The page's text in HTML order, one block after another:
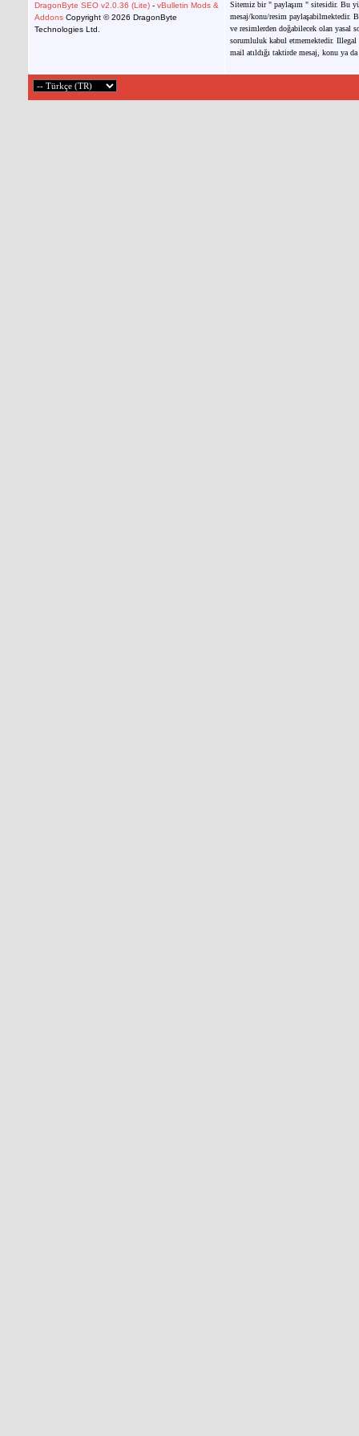
DragonByte SEO v2.0.36 (Lite) - vBulletin Mods &
Addons Copyright © 2026 DragonByte
Technologies Ltd.
Sitemiz bir " paylaşım " sitesidir. Bu
mesaj/konu/resim paylaşabilmektedir.
ve resimlerden doğabilecek olan yasal
sorumluluk kabul etmemektedir.
mail atıldığı taktirde mesaj, konu ya